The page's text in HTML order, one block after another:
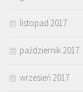
listopad 2017
październik 2017
wrzesień 2017